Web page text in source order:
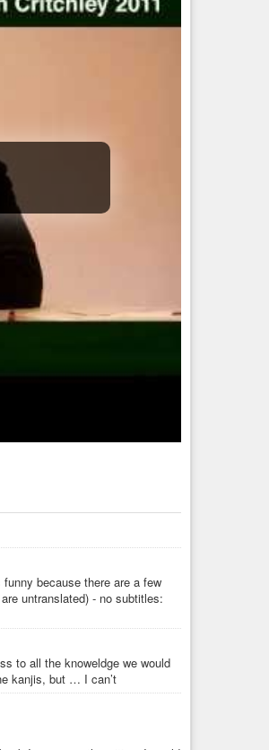
because there are a few
untranslated) - no subtitles:
to all the knoweldge we would
kanjis, but … I can’t